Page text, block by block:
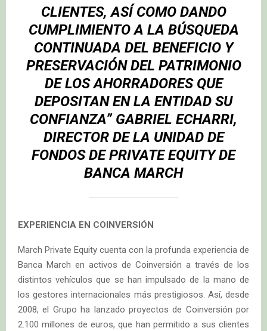
CLIENTES, ASÍ COMO DANDO
CUMPLIMIENTO A LA BÚSQUEDA
CONTINUADA DEL BENEFICIO Y
PRESERVACIÓN DEL PATRIMONIO
DE LOS AHORRADORES QUE
DEPOSITAN EN LA ENTIDAD SU
CONFIANZA” GABRIEL ECHARRI,
DIRECTOR DE LA UNIDAD DE
FONDOS DE PRIVATE EQUITY DE
BANCA MARCH
EXPERIENCIA EN COINVERSIÓN
March Private Equity cuenta con la profunda experiencia de
Banca March en activos de Coinversión a través de los
distintos vehículos que se han impulsado de la mano de
los gestores internacionales más prestigiosos. Así, desde
2008, el Grupo ha lanzado proyectos de Coinversión por
2.100 millones de euros, que han permitido a sus clientes